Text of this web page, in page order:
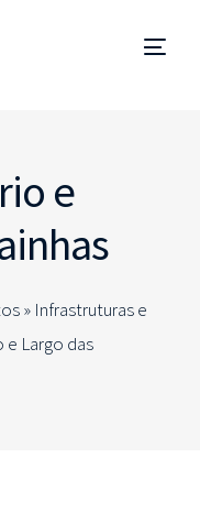
e
» Infrastruturas e
e Largo das
de Obra